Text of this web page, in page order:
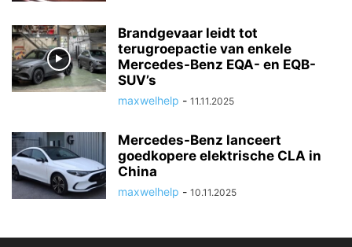
Brandgevaar leidt tot
terugroepactie van enkele
Mercedes-Benz EQA- en EQB-
SUV’s
maxwelhelp - 11.11.2025
Mercedes-Benz lanceert
goedkopere elektrische CLA in
China
maxwelhelp - 10.11.2025